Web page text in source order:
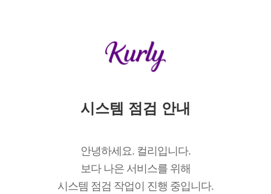
시스템 점검 안내
안녕하세요. 컬리입니다.
보다 나은 서비스를 위해
시스템 점검 작업이 진행 중입니다.